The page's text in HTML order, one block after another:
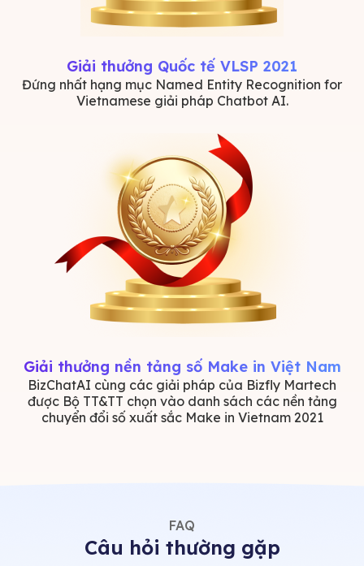
Giải thưởng Quốc tế VLSP 2021
Đứng nhất hạng mục Named Entity Recognition for
Vietnamese giải pháp Chatbot AI.
Giải thưởng nền tảng số Make in Việt Nam
BizChatAI cùng các giải pháp của Bizfly Martech
được Bộ TT&TT chọn vào danh sách các nền tảng
chuyển đổi số xuất sắc Make in Vietnam 2021
FAQ
Câu hỏi thường gặp